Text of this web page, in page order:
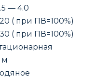
— 4.0
( при ПВ=100%)
( при ПВ=100%)
м